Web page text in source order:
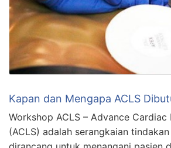
Kapan dan Mengapa ACLS
Workshop ACLS – Advance
(ACLS) adalah serangkaian